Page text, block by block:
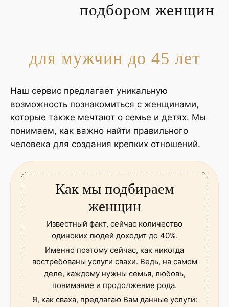
подбором женщин
для мужчин до 45 лет
Наш сервис предлагает уникальную
возможность познакомиться с женщинами,
которые также мечтают о семье и детях. Мы
понимаем, как важно найти правильного
человека для создания крепких отношений.
Как мы подбираем
женщин
Известный факт, сейчас количество
одиноких людей доходит до 40%.
Именно поэтому сейчас, как никогда
востребованы услуги свахи. Ведь, на самом
деле, каждому нужны семья, любовь,
понимание и продолжение рода.
Я, как сваха, предлагаю Вам данные услуги: